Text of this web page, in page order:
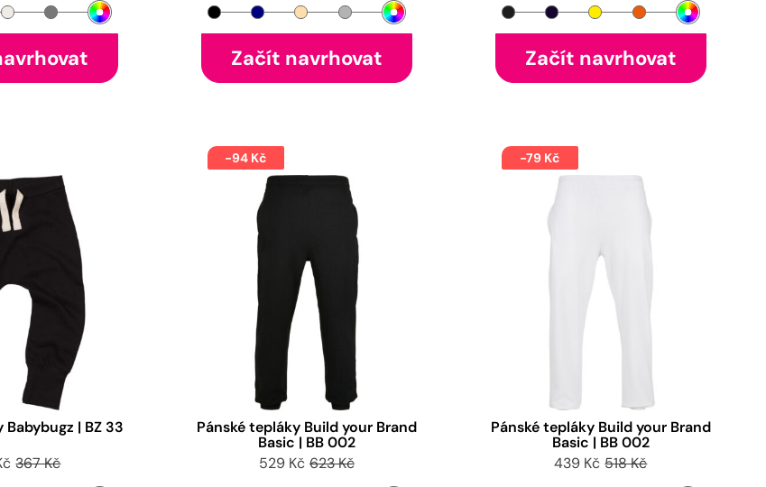
Začít navrhovat Začít navrhovat
| BZ 33
367 Kč
-94 Kč
Pánské tepláky Build your Brand
Basic | BB 002
529 Kč 623 Kč
-79 Kč
Pánské tepláky Build your Brand
Basic | BB 002
439 Kč 518 Kč